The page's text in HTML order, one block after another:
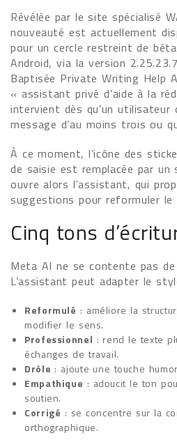
Révélée par le site spécialisé
nouveauté est actuellement
pour un cercle restreint de
Android, via la version
Baptisée Private Writing Help
« assistant privé d’aide à la
intervient dès qu’un utilisateur
message d’au moins trois ou
À ce moment, l’icône des
de saisie est remplacée par un
ouvre alors l’assistant, qui
suggestions pour reformuler
Cinq tons
Meta AI ne se contente pas de
L’assistant peut adapter le
Reformulé : améliore la
modifier le sens.
Professionnel : rend le texte
échanges de travail.
Drôle : ajoute une touche
Empathique : adoucit le ton
soutien.
Corrigé : se concentre sur la
orthographique.